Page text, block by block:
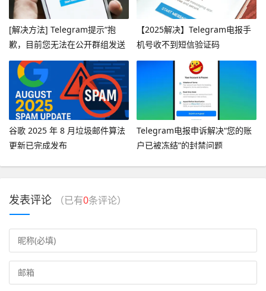
[解决方法] Telegram提示“抱
歉，目前您无法在公开群组发送
消息”
【2025解决】Telegram电报手
机号收不到短信验证码
谷歌 2025 年 8 月垃圾邮件算法
更新已完成发布
Telegram电报申诉解决“您的账
户已被冻结”的封禁问题
发表评论 （已有0条评论）